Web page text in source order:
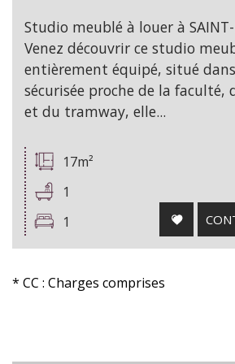
Studio meublé à louer à SAINT-
Venez découvrir ce studio
entièrement équipé, situé
sécurisée proche de la faculté,
et du tramway, elle...
17m²
1
1
* CC : Charges comprises